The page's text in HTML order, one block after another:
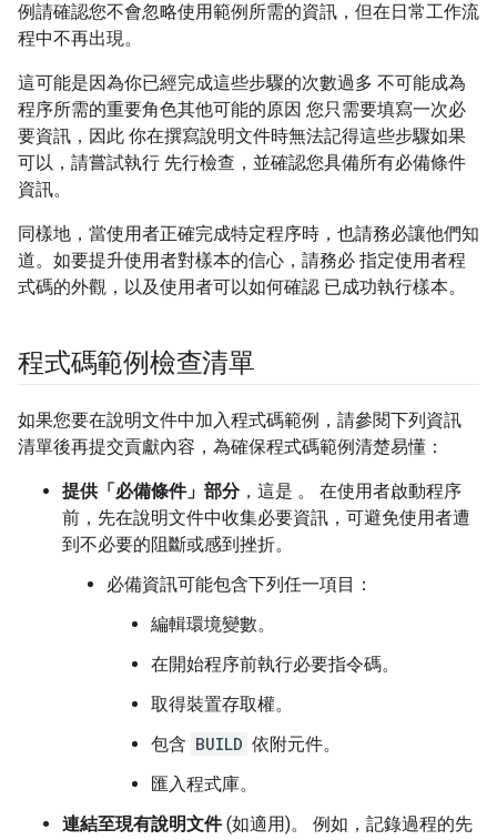
例請確認您不會忽略使用範例所需的資訊，但在日常工作流
程中不再出現。
這可能是因為你已經完成這些步驟的次數過多 不可能成為
程序所需的重要角色其他可能的原因 您只需要填寫一次必
要資訊，因此 你在撰寫說明文件時無法記得這些步驟如果
可以，請嘗試執行 先行檢查，並確認您具備所有必備條件
資訊。
同樣地，當使用者正確完成特定程序時，也請務必讓他們知
道。如要提升使用者對樣本的信心，請務必 指定使用者程
式碼的外觀，以及使用者可以如何確認 已成功執行樣本。
程式碼範例檢查清單
如果您要在說明文件中加入程式碼範例，請參閱下列資訊
清單後再提交貢獻內容，為確保程式碼範例清楚易懂：
提供「必備條件」部分，這是 。 在使用者啟動程序
前，先在說明文件中收集必要資訊，可避免使用者遭
到不必要的阻斷或感到挫折。
必備資訊可能包含下列任一項目：
編輯環境變數。
在開始程序前執行必要指令碼。
取得裝置存取權。
包含 BUILD 依附元件。
匯入程式庫。
連結至現有說明文件(如適用)。 例如，記錄過程的先